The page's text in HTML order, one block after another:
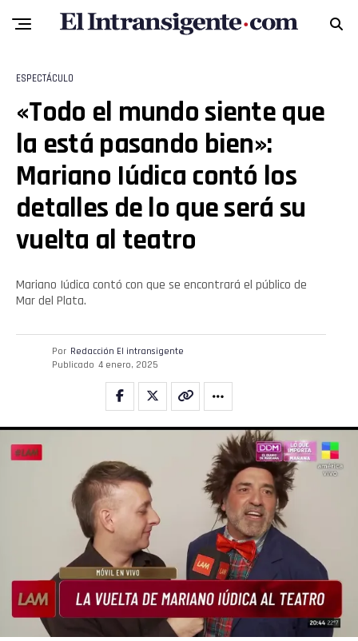
ESPECTÁCULO
«Todo el mundo siente que
la está pasando bien»:
Mariano Iúdica contó los
detalles de lo que será su
vuelta al teatro
Mariano Iúdica contó con que se encontrará el público de
Mar del Plata.
Por Redacción El intransigente
Publicado 4 enero, 2025